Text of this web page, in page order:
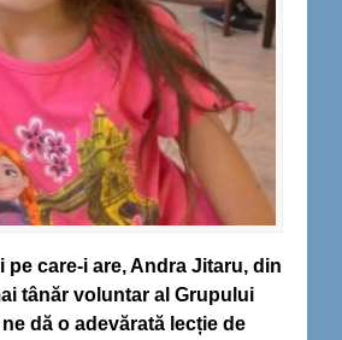
pe care-i are, Andra Jitaru, din
tânăr voluntar al Grupului
dă o adevărată lecție de